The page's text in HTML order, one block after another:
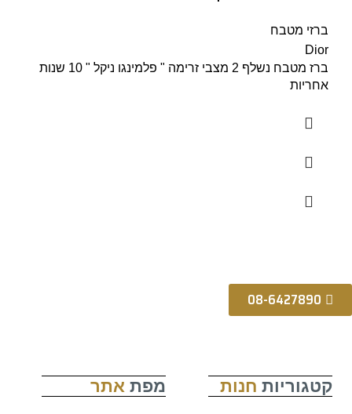
ברזי מטבח
Dior
ברז מטבח נשלף 2 מצבי זרימה " פלמינגו ניקל " 10 שנות
אחריות
08-6427890
קטגוריות חנות מפת אתר